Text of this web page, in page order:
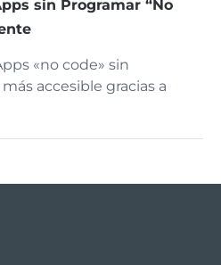
sin Programar “No
«no code» sin
accesible gracias a